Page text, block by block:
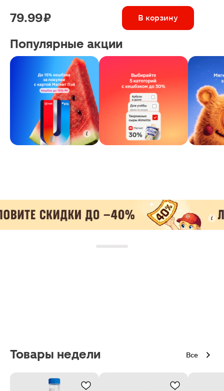
79.99 ₽ В корзину
Популярные акции
Товары недели Все